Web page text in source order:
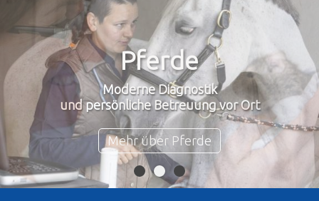
Pferde
Kleintiere
Notfall
Über uns
Jubiläum
Kompetente Beratung,
Diagnostik und Therapie in unserer Praxis
Mehr über Kleintiere